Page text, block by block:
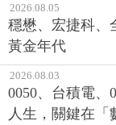
2026.08.05
穩懋、宏捷科、
黃金年代
2026.08.03
0050、台積電、
人生，關鍵在「